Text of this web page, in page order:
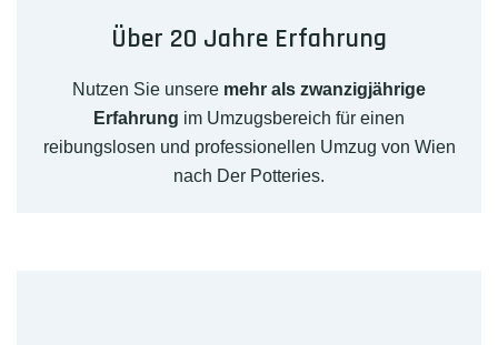
Über 20 Jahre Erfahrung
Nutzen Sie unsere mehr als zwanzigjährige
Erfahrung im Umzugsbereich für einen
reibungslosen und professionellen Umzug von Wien
nach Der Potteries.